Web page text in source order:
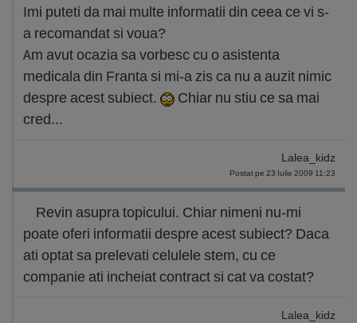
Imi puteti da mai multe informatii din ceea ce vi s-
a recomandat si voua?
Am avut ocazia sa vorbesc cu o asistenta
medicala din Franta si mi-a zis ca nu a auzit nimic
despre acest subiect.
Chiar nu stiu ce sa mai
cred...
Lalea_kidz
Postat pe 23 Iulie 2009 11:23
Revin asupra topicului. Chiar nimeni nu-mi
poate oferi informatii despre acest subiect? Daca
ati optat sa prelevati celulele stem, cu ce
companie ati incheiat contract si cat va costat?
Lalea_kidz